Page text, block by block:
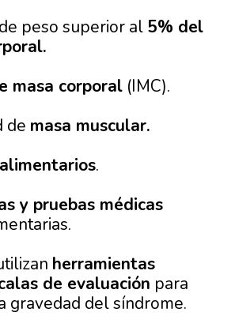
peso superior al 5% del
masa corporal (IMC).
de masa muscular.
alimentarios.
y pruebas médicas
herramientas
de evaluación para
gravedad del síndrome.